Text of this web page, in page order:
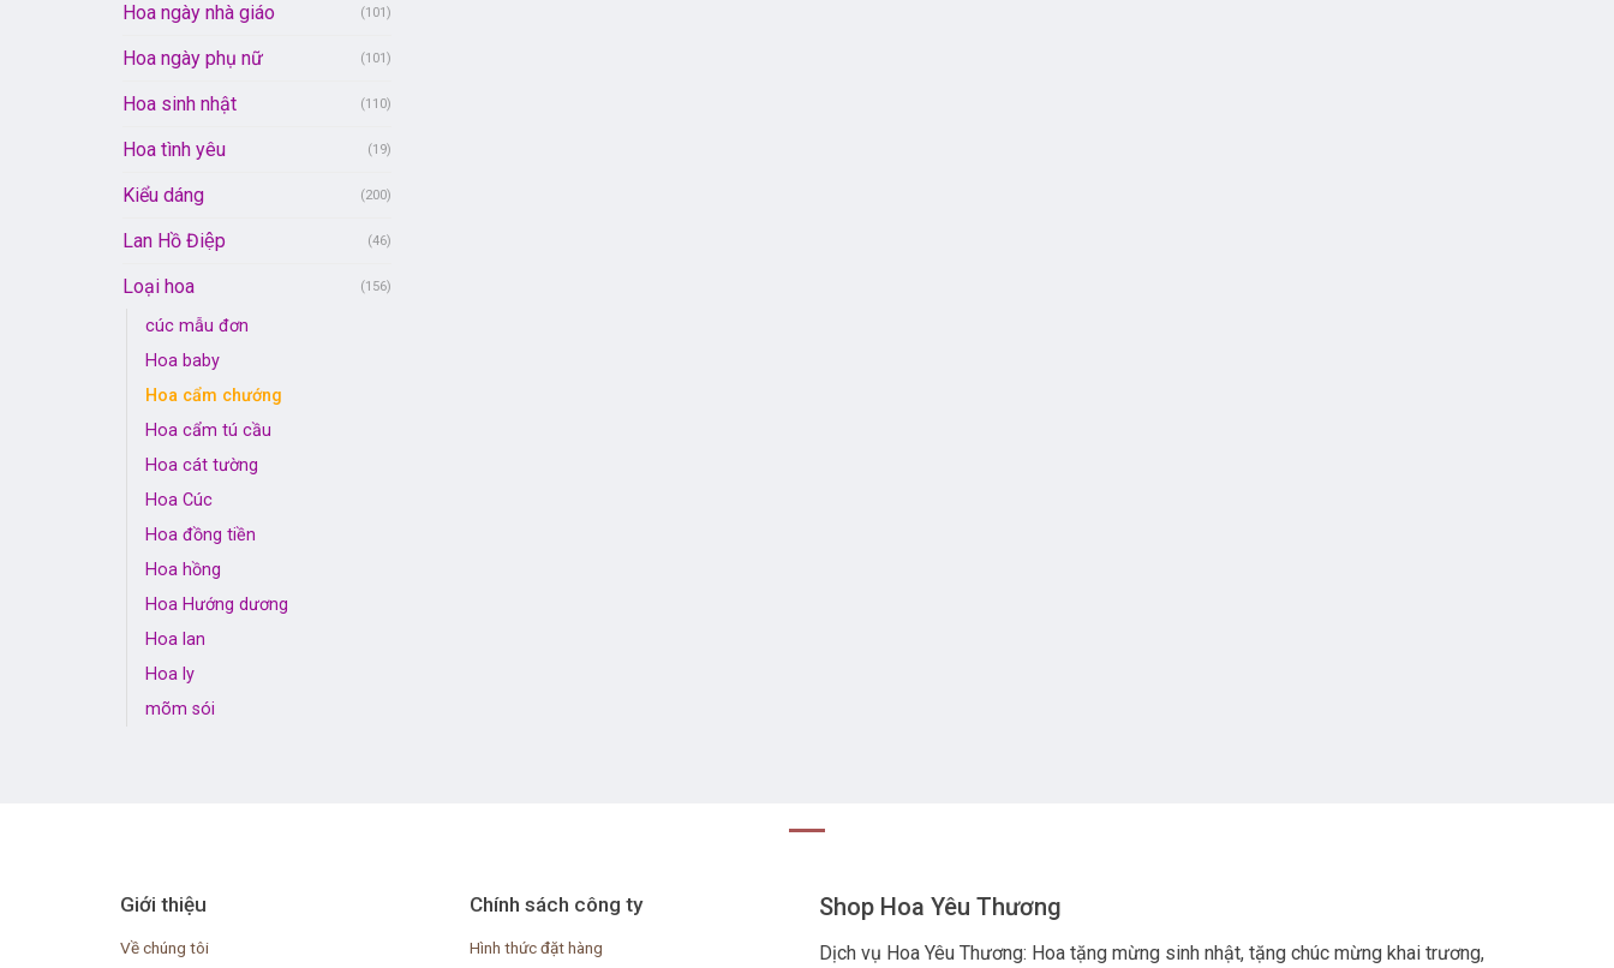
Hoa ngày nhà giáo (101)
Hoa ngày phụ nữ (101)
Hoa sinh nhật (110)
Hoa tình yêu (19)
Kiểu dáng (200)
Lan Hồ Điệp (46)
Loại hoa (156)
cúc mẫu đơn
Hoa baby
Hoa cẩm chướng
Hoa cẩm tú cầu
Hoa cát tường
Hoa Cúc
Hoa đồng tiền
Hoa hồng
Hoa Hướng dương
Hoa lan
Hoa ly
mõm sói
Giới thiệu
Về chúng tôi
Chính sách công ty
Hình thức đặt hàng
Shop Hoa Yêu Thương
Dịch vụ Hoa Yêu Thương: Hoa tặng mừng sinh nhật, tặng chúc mừng khai trương,